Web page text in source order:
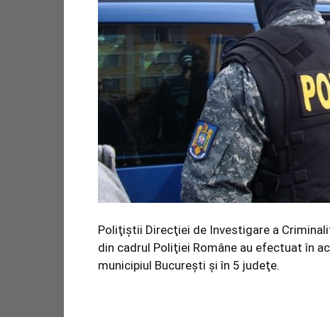
Poliţiştii Direcţiei de Investigare a
din cadrul Poliţiei Române au efectuat în
municipiul Bucureşti şi în 5 judeţe.